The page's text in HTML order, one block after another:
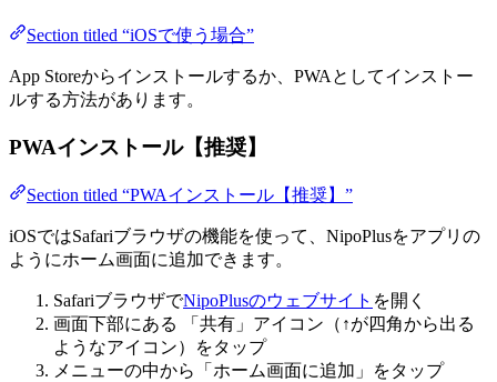
Section titled “iOSで使う場合”
App Storeからインストールするか、PWAとしてインストー
ルする方法があります。
PWAインストール【推奨】
Section titled “PWAインストール【推奨】”
iOSではSafariブラウザの機能を使って、NipoPlusをアプリの
ようにホーム画面に追加できます。
SafariブラウザでNipoPlusのウェブサイト を開く
画面下部にある 「共有」アイコン（↑が四角から出る
ようなアイコン）をタップ
メニューの中から「ホーム画面に追加」をタップ